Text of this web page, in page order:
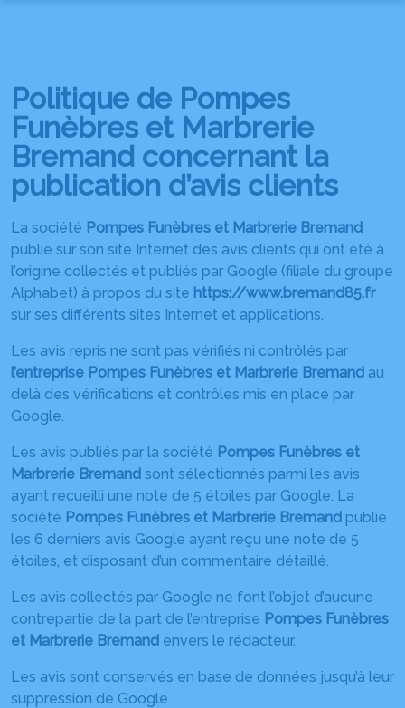
PRÉVOIR SES OBSÈQUES
MARBRERIE FUNÉRAIRE
AGENCE DE CHANTONNAY
AGENCE DE FONTENAY-LE-COMTE
AGENCE DE COURÇON
AGENCE DE SAINTE-HERMINE
AGENCE DES ESSARTS-EN-BOCAGE
AGENCE DE LA FERRIÈRE
NOS CHAMBRES FUNERAIRES
CHANTONNAY
SAINT-HILAIRE-LA-PALUD
COURÇON
NALLIERS
ESSARTS-EN-BOCAGE
FERRIÈRE
ESPACES HOMMAGES
PLAQUES OBSÈQUES
Politique de Pompes
Funèbres et Marbrerie
Bremand concernant la
publication d’avis clients
La société Pompes Funèbres et Marbrerie Bremand
publie sur son site Internet des avis clients qui ont été à
l’origine collectés et publiés par Google (filiale du groupe
Alphabet) à propos du site https://www.bremand85.fr
sur ses différents sites Internet et applications.
Les avis repris ne sont pas vérifiés ni contrôlés par
l’entreprise Pompes Funèbres et Marbrerie Bremand au
delà des vérifications et contrôles mis en place par
Google.
Les avis publiés par la société Pompes Funèbres et
Marbrerie Bremand sont sélectionnés parmi les avis
ayant recueilli une note de 5 étoiles par Google. La
société Pompes Funèbres et Marbrerie Bremand publie
les 6 derniers avis Google ayant reçu une note de 5
étoiles, et disposant d’un commentaire détaillé.
Les avis collectés par Google ne font l’objet d’aucune
contrepartie de la part de l’entreprise Pompes Funèbres
et Marbrerie Bremand envers le rédacteur.
Les avis sont conservés en base de données jusqu’à leur
suppression de Google.